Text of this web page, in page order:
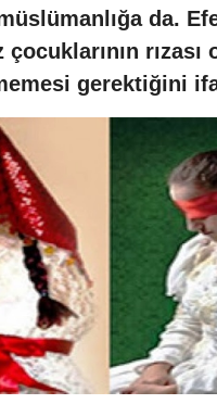
da.
rızası
gerektiğini